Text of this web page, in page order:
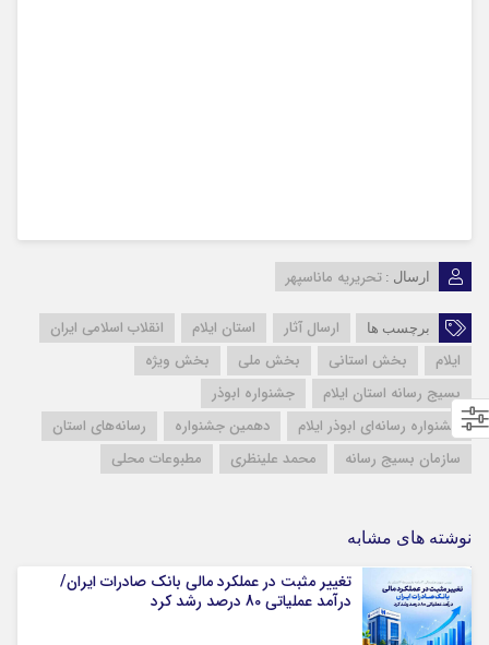
ارسال : تحریریه ماناسپهر
برچسب ها ارسال آثار استان ایلام
انقلاب اسلامی ایران
ایلام
بخش استانی بخش ملی
بخش ویژه
بسیج رسانه استان ایلام
جشنواره ابوذر
جشنواره رسانه‌ای ابوذر ایلام
دهمین جشنواره
رسانه‌های استان
سازمان بسیج رسانه
محمد علینظری مطبوعات محلی
نوشته های مشابه
تغییر مثبت در عملکرد مالی بانک صادرات ایران/
درآمد عملیاتی 80 درصد رشد کرد